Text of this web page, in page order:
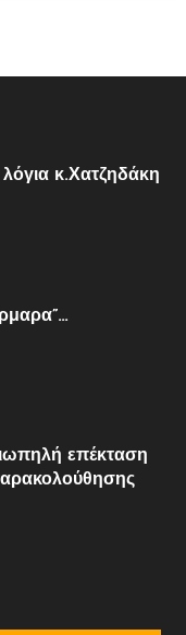
κ.Χατζηδάκη
επέκταση